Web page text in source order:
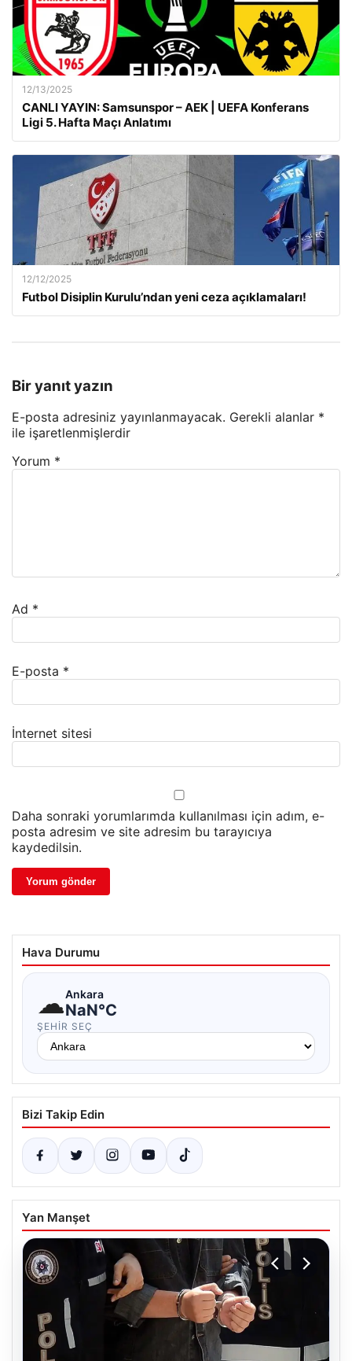
12/13/2025
CANLI YAYIN: Samsunspor – AEK | UEFA Konferans
Ligi 5. Hafta Maçı Anlatımı
12/12/2025
Futbol Disiplin Kurulu’ndan yeni ceza açıklamaları!
Bir yanıt yazın
E-posta adresiniz yayınlanmayacak. Gerekli alanlar *
ile işaretlenmişlerdir
Yorum *
Ad *
E-posta *
İnternet sitesi
Daha sonraki yorumlarımda kullanılması için adım, e-
posta adresim ve site adresim bu tarayıcıya
kaydedilsin.
Hava Durumu
☁Ankara
NaN°C
ŞEHIR SEÇ
Bizi Takip Edin
Yan Manşet